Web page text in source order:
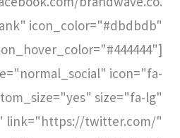
icon_color="#dbdbdb"
icon="fa-
size="fa-lg"
link="https://twitter.com/"